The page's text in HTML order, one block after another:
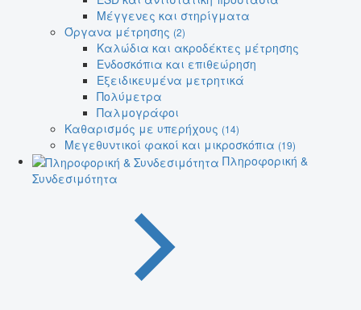
Μέγγενες και στηρίγματα
Όργανα μέτρησης (2)
Καλώδια και ακροδέκτες μέτρησης
Ενδοσκόπια και επιθεώρηση
Εξειδικευμένα μετρητικά
Πολύμετρα
Παλμογράφοι
Καθαρισμός με υπερήχους (14)
Μεγεθυντικοί φακοί και μικροσκόπια (19)
Πληροφορική &
Συνδεσιμότητα